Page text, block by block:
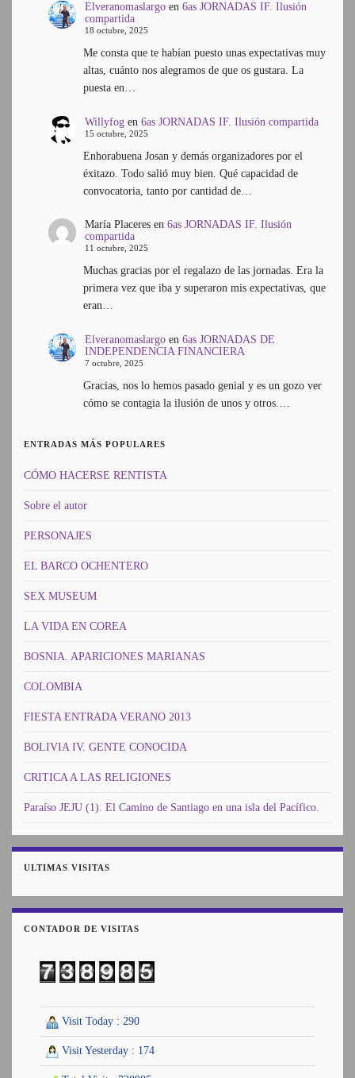
Elveranomaslargoen 6as JORNADAS IF. Ilusión
compartida
18 octubre, 2025
Me consta que te habían puesto unas expectativas muy
altas, cuánto nos alegramos de que os gustara. La
puesta en…
Willyfogen 6as JORNADAS IF. Ilusión compartida
15 octubre, 2025
Enhorabuena Josan y demás organizadores por el
éxitazo. Todo salió muy bien. Qué capacidad de
convocatoria, tanto por cantidad de…
María Placeresen 6as JORNADAS IF. Ilusión
compartida
11 octubre, 2025
Muchas gracias por el regalazo de las jornadas. Era la
primera vez que iba y superaron mis expectativas, que
eran…
Elveranomaslargoen 6as JORNADAS DE
INDEPENDENCIA FINANCIERA
7 octubre, 2025
Gracias, nos lo hemos pasado genial y es un gozo ver
cómo se contagia la ilusión de unos y otros.…
ENTRADAS MÁS POPULARES
CÓMO HACERSE RENTISTA
Sobre el autor
PERSONAJES
EL BARCO OCHENTERO
SEX MUSEUM
LA VIDA EN COREA
BOSNIA. APARICIONES MARIANAS
COLOMBIA
FIESTA ENTRADA VERANO 2013
BOLIVIA IV. GENTE CONOCIDA
CRITICA A LAS RELIGIONES
Paraíso JEJU (1). El Camino de Santiago en una isla del Pacífico.
ULTIMAS VISITAS
CONTADOR DE VISITAS
Visit Today : 290
Visit Yesterday : 174